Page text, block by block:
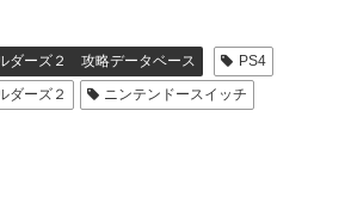
ダーズ２ 攻略データベース
PS4
ダーズ２
ニンテンドースイッチ